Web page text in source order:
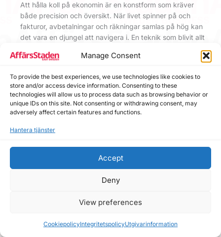
Manage Consent
To provide the best experiences, we use technologies like cookies to
store and/or access device information. Consenting to these
technologies will allow us to process data such as browsing behavior or
unique IDs on this site. Not consenting or withdrawing consent, may
adversely affect certain features and functions.
Hantera tjänster
Accept
Deny
View preferences
CookiepolicyIntegritetspolicyUtgivarinformation
Att hålla koll på ekonomin är en konstform som kräver
både precision och översikt. När livet spinner på och
fakturor, avbetalningar och räkningar samlas på hög kan
det vara en djungel att navigera i. En teknik som blivit allt
är